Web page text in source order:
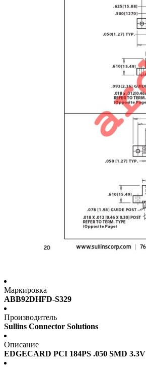
Маркировка
ABB92DHFD-S329
Производитель
Sullins Connector Solutions
Описание
EDGECARD PCI 184PS .050 SMD 3.3V